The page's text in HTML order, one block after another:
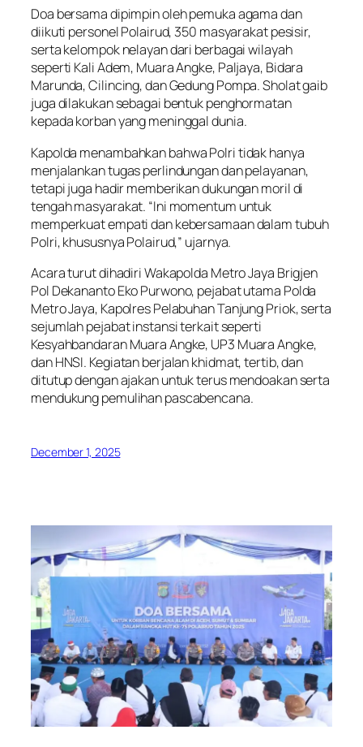
Doa bersama dipimpin oleh pemuka agama dan
diikuti personel Polairud, 350 masyarakat pesisir,
serta kelompok nelayan dari berbagai wilayah
seperti Kali Adem, Muara Angke, Paljaya, Bidara
Marunda, Cilincing, dan Gedung Pompa. Sholat gaib
juga dilakukan sebagai bentuk penghormatan
kepada korban yang meninggal dunia.
Kapolda menambahkan bahwa Polri tidak hanya
menjalankan tugas perlindungan dan pelayanan,
tetapi juga hadir memberikan dukungan moril di
tengah masyarakat. “Ini momentum untuk
memperkuat empati dan kebersamaan dalam tubuh
Polri, khususnya Polairud,” ujarnya.
Acara turut dihadiri Wakapolda Metro Jaya Brigjen
Pol Dekananto Eko Purwono, pejabat utama Polda
Metro Jaya, Kapolres Pelabuhan Tanjung Priok, serta
sejumlah pejabat instansi terkait seperti
Kesyahbandaran Muara Angke, UP3 Muara Angke,
dan HNSI. Kegiatan berjalan khidmat, tertib, dan
ditutup dengan ajakan untuk terus mendoakan serta
mendukung pemulihan pascabencana.
December 1, 2025